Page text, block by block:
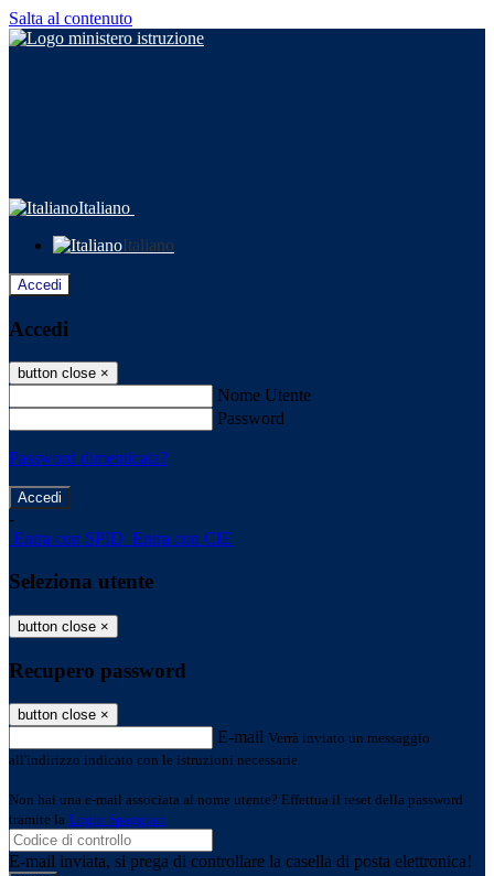
Salta al contenuto
Italiano
Italiano
Accedi
Accedi
button close ×
Nome Utente
Password
Password dimenticata?
-
Entra con SPID Entra con CIE
Seleziona utente
button close ×
Recupero password
button close ×
E-mail Verrà inviato un messaggio
all'indirizzo indicato con le istruzioni necessarie.
Non hai una e-mail associata al nome utente? Effettua il reset della password
tramite la Login Spaggiari
E-mail inviata, si prega di controllare la casella di posta elettronica!